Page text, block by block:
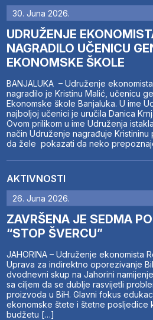
30. Juna 2026.
UDRUŽENJE
NAGRADILO UČENICU
EKONOMSKE ŠKOLE
BANJALUKA – Udruženje
nagradilo je Kristinu Malić, učenicu
Ekonomske škole Banjaluka. U ime
najboljoj učenici je uručila Danica
Ovom prilikom u ime Udruženja
način Udruženje nagrađuje
da žele pokazati da neko
AKTIVNOSTI
26. Juna 2026.
ZAVRŠENA JE SEDMA
“STOP ŠVERCU”
JAHORINA – Udruženje ekonomista
Uprava za indirektno oporezivanje
dvodnevni skup na Jahorini
sa ciljem da se dublje rasvijetli
proizvoda u BiH. Glavni fokus
ekonomske štete i štetne posljedice
budžetu […]